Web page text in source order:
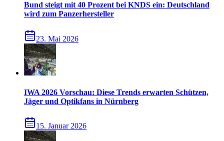
Bund steigt mit 40 Prozent bei KNDS ein: Deutschland
wird zum Panzerhersteller
23. Mai 2026
IWA 2026 Vorschau: Diese Trends erwarten Schützen,
Jäger und Optikfans in Nürnberg
15. Januar 2026